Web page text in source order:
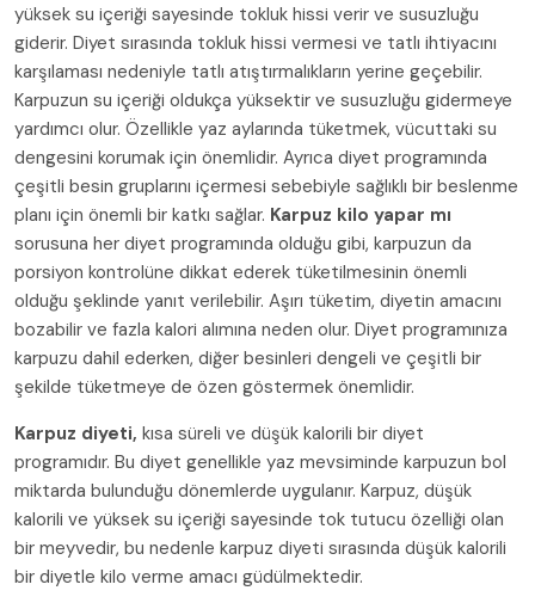
yüksek su içeriği sayesinde tokluk hissi verir ve susuzluğu
giderir. Diyet sırasında tokluk hissi vermesi ve tatlı ihtiyacını
karşılaması nedeniyle tatlı atıştırmalıkların yerine geçebilir.
Karpuzun su içeriği oldukça yüksektir ve susuzluğu gidermeye
yardımcı olur. Özellikle yaz aylarında tüketmek, vücuttaki su
dengesini korumak için önemlidir. Ayrıca diyet programında
çeşitli besin gruplarını içermesi sebebiyle sağlıklı bir beslenme
planı için önemli bir katkı sağlar. Karpuz kilo yapar mı
sorusuna her diyet programında olduğu gibi, karpuzun da
porsiyon kontrolüne dikkat ederek tüketilmesinin önemli
olduğu şeklinde yanıt verilebilir. Aşırı tüketim, diyetin amacını
bozabilir ve fazla kalori alımına neden olur. Diyet programınıza
karpuzu dahil ederken, diğer besinleri dengeli ve çeşitli bir
şekilde tüketmeye de özen göstermek önemlidir.
Karpuz diyeti, kısa süreli ve düşük kalorili bir diyet
programıdır. Bu diyet genellikle yaz mevsiminde karpuzun bol
miktarda bulunduğu dönemlerde uygulanır. Karpuz, düşük
kalorili ve yüksek su içeriği sayesinde tok tutucu özelliği olan
bir meyvedir, bu nedenle karpuz diyeti sırasında düşük kalorili
bir diyetle kilo verme amacı güdülmektedir.